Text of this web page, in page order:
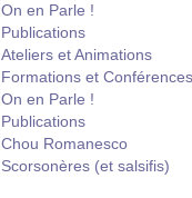
On en Parle !
Publications
Ateliers et Animations
Formations et Conférences
On en Parle !
Publications
Chou Romanesco
Scorsonères (et salsifis)